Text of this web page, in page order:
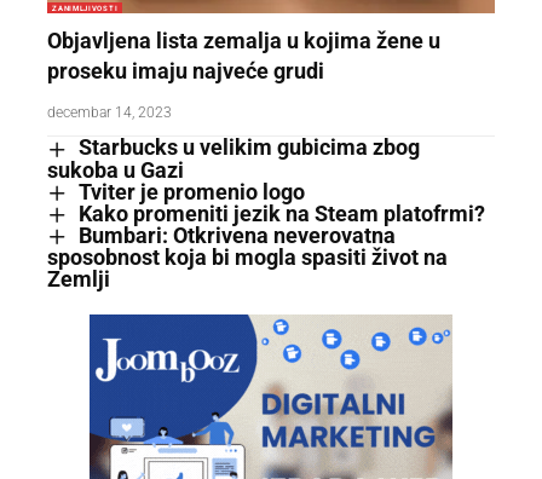
ZANIMLJIVOSTI
Objavljena lista zemalja u kojima žene u
proseku imaju najveće grudi
decembar 14, 2023
Starbucks u velikim gubicima zbog
sukoba u Gazi
Tviter je promenio logo
Kako promeniti jezik na Steam platofrmi?
Bumbari: Otkrivena neverovatna
sposobnost koja bi mogla spasiti život na
Zemlji